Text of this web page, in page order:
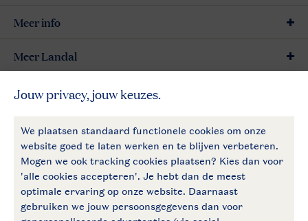
Follow Us
facebookinstagram
Meer info
Meer Landal
Betaalmogelijkheden